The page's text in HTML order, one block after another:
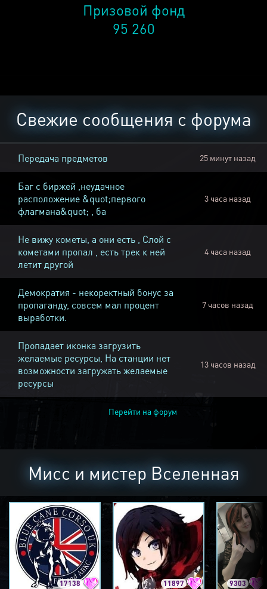
Призовой фонд
95 260
Свежие сообщения с форума
Передача предметов 25 минут назад
Баг с биржей ,неудачное
расположение &quot;первого
флагмана&quot; , ба
3 часа назад
Не вижу кометы, а они есть , Слой с
кометами пропал , есть трек к ней
летит другой
4 часа назад
Демократия - некоректный бонус за
пропаганду, совсем мал процент
выработки.
7 часов назад
Пропадает иконка загрузить
желаемые ресурсы, На станции нет
возможности загружать желаемые
ресурсы
13 часов назад
Перейти на форум
Мисс и мистер Вселенная
17138 11897 9303